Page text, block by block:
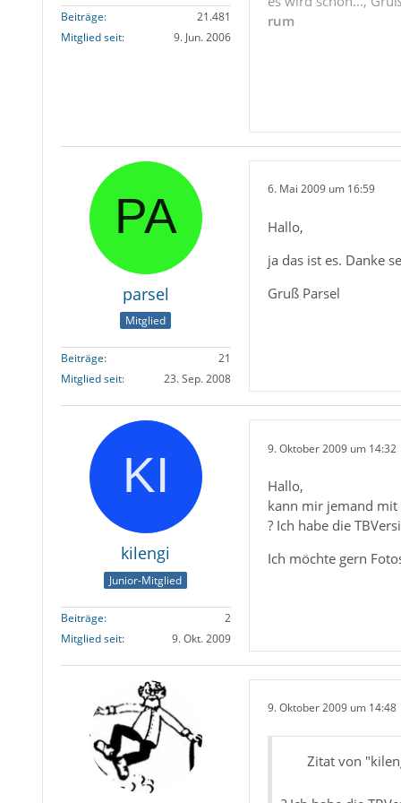
Beiträge
21.481
Mitglied seit
9. Jun. 2006
rum
parsel
Mitglied
Beiträge
21
Mitglied seit
23. Sep. 2008
6. Mai 2009 um 16:59
Hallo,
ja das ist es. Danke
Gruß Parsel
kilengi
Junior-Mitglied
Beiträge
2
Mitglied seit
9. Okt. 2009
9. Oktober 2009 um 14:32
Hallo,
kann mir jemand mit
? Ich habe die
Ich möchte gern
9. Oktober 2009 um 14:48
Zitat von